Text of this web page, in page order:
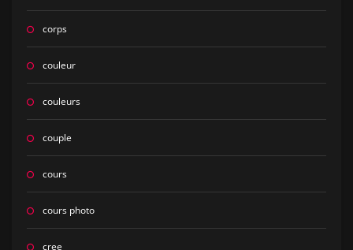
corps
couleur
couleurs
couple
cours
cours photo
cree